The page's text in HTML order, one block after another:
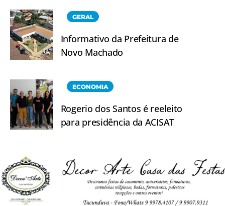
GERAL
Informativo da Prefeitura de
Novo Machado
ECONOMIA
Rogerio dos Santos é reeleito
para presidência da ACISAT